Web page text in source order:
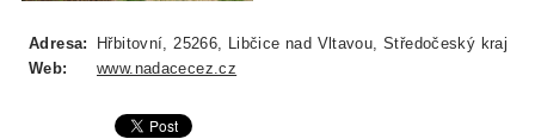
Adresa:
Hřbitovní, 25266, Libčice nad Vltavou, Středočeský kraj
Web:
www.nadacecez.cz